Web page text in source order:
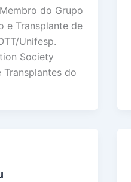
do Grupo
e Transplante de
Unifesp.
Society
Transplantes do